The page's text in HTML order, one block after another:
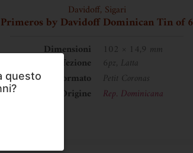
Davidoff, Sigari
Primeros by Davidoff Dominican Tin of 6
Dimensioni
102 × 14,9 mm
Confezione
6pz, Latta
Formato
Petit Coronas
Origine
Rep. Dominicana
questo